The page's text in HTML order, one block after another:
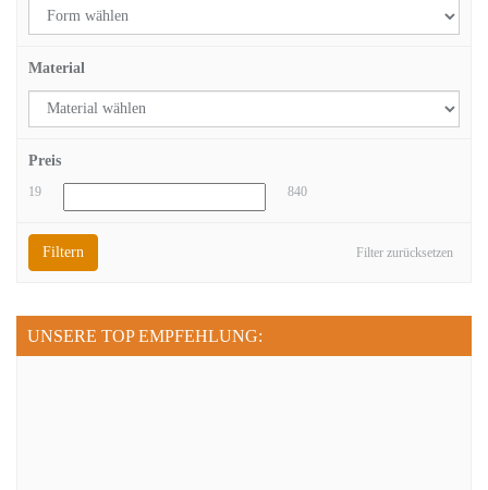
Material
Preis
19 840
Filter zurücksetzen
Filtern
UNSERE TOP EMPFEHLUNG: